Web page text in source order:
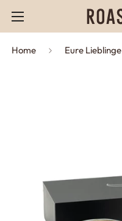
Home Eure Lieblinge